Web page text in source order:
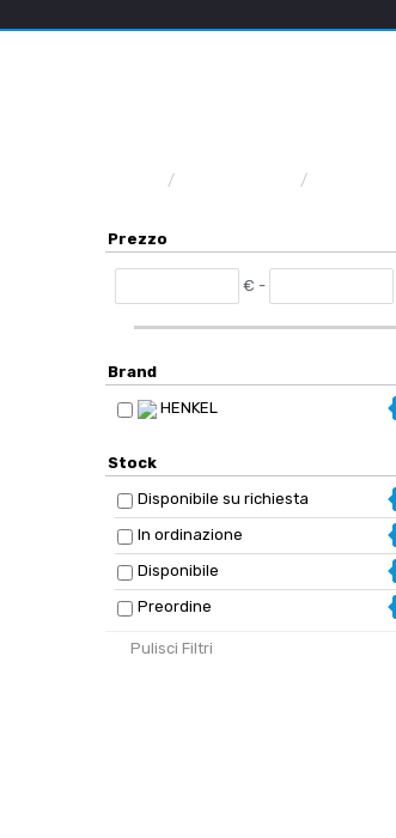
Prezzo
€ -
Brand
HENKEL
Stock
Disponibile su richiesta
In ordinazione
Disponibile
Preordine
Pulisci Filtri